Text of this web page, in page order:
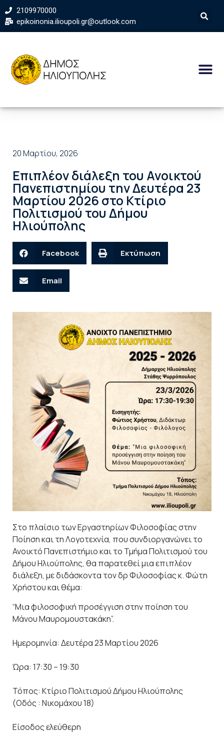
2109970000
epikoinonia.ilioupoli.gr@outlook.com
20 Μαρτίου, 2026
Επιπλέον διάλεξη του Ανοικτού
Πανεπιστημίου την Δευτέρα 23
Μαρτίου 2026 στο Κτίριο
Πολιτισμού του Δήμου
Ηλιούπολης
Facebook Εκτύπωση
Email
Στο πλαίσιο των Εργαστηρίων Φιλοσοφίας στην
Ποίηση και τη Λογοτεχνία, που συνδιοργανώνει το
Ανοικτό Πανεπιστήμιο και το Τμήμα Πολιτισμού του
Δήμου Ηλιούπολης, θα παρατεθεί μια επιπλέον
διάλεξη, με διδάσκοντα τον δρ Φιλοσοφίας κ. Φώτη
Χρήστου και θέμα:
“Μια φιλοσοφική προσέγγιση στην ποίηση του
Μάνου Μαυρομουστακάκη”.
Ημερομηνία: Δευτέρα 23 Μαρτίου 2026
Ώρα: 17:30 – 19:30
Τόπος: Κτίριο Πολιτισμού Δήμου Ηλιούπολης
(Οδός : Νικομάχου 18)
Είσοδος ελεύθερη